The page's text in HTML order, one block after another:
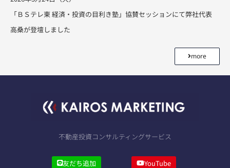
「ＢＳテレ東 経済・投資の目利き塾」協賛セッションにて弊社代表
高桑が登壇しました
more
不動産投資コンサルティングサービス
友だち追加 YouTube